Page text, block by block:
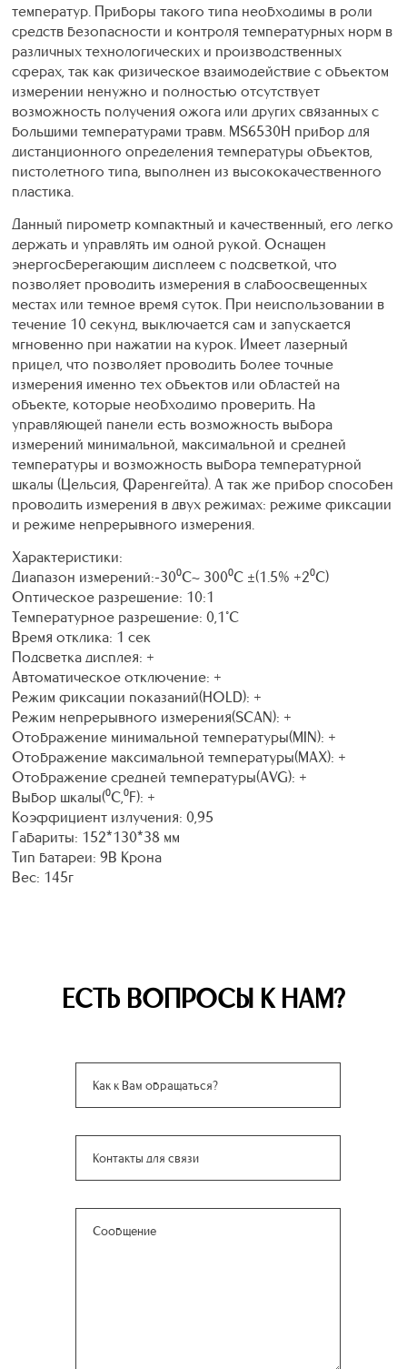
температур. Приборы такого типа необходимы в роли
средств безопасности и контроля температурных норм в
различных технологических и производственных
сферах, так как физическое взаимодействие с объектом
измерении ненужно и полностью отсутствует
возможность получения ожога или других связанных с
большими температурами травм. MS6530H прибор для
дистанционного определения температуры объектов,
пистолетного типа, выполнен из высококачественного
пластика.
Данный пирометр компактный и качественный, его легко
держать и управлять им одной рукой. Оснащен
энергосберегающим дисплеем с подсветкой, что
позволяет проводить измерения в слабоосвещенных
местах или темное время суток. При неиспользовании в
течение 10 секунд, выключается сам и запускается
мгновенно при нажатии на курок. Имеет лазерный
прицел, что позволяет проводить более точные
измерения именно тех объектов или областей на
объекте, которые необходимо проверить. На
управляющей панели есть возможность выбора
измерений минимальной, максимальной и средней
температуры и возможность выбора температурной
шкалы (Цельсия, Фаренгейта). А так же прибор способен
проводить измерения в двух режимах: режиме фиксации
и режиме непрерывного измерения.
Характеристики:
Диапазон измерений:-30⁰C~ 300⁰C ±(1.5% +2⁰C)
Оптическое разрешение: 10:1
Температурное разрешение: 0,1°С
Время отклика: 1 сек
Подсветка дисплея: +
Автоматическое отключение: +
Режим фиксации показаний(HOLD): +
Режим непрерывного измерения(SCAN): +
Отображение минимальной температуры(MIN): +
Отображение максимальной температуры(MAX): +
Отображение средней температуры(AVG): +
Выбор шкалы(⁰C,⁰F): +
Коэффициент излучения: 0,95
Габариты: 152*130*38 мм
Тип батареи: 9В Крона
Вес: 145г
ЕСТЬ ВОПРОСЫ К НАМ?